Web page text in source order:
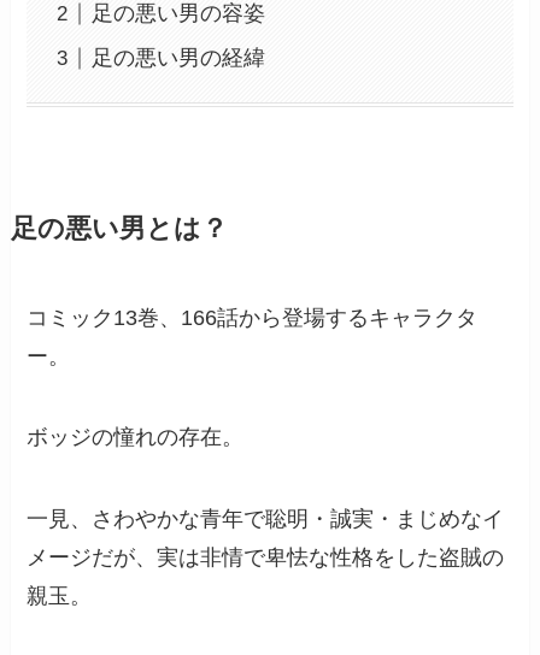
足の悪い男の容姿
足の悪い男の経緯
足の悪い男とは？
コミック13巻、166話から登場するキャラクタ
ー。
ボッジの憧れの存在。
一見、さわやかな青年で聡明・誠実・まじめなイ
メージだが、実は非情で卑怯な性格をした盗賊の
親玉。